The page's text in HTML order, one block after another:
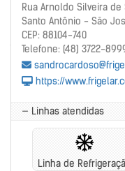
alt="" />
Warning : Undefined
/home/coel/web/
content/themes/coel/
Rua Arnoldo Silveira
Santo Antônio - São
CEP: 88104-740
Telefone: (48) 3722-
https://
— Linhas atendidas
Linha de